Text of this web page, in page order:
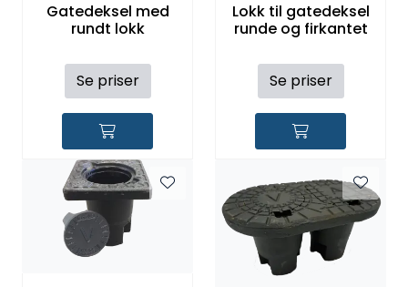
Gatedeksel med
rundt lokk
Se priser
Lokk til gatedeksel
runde og firkantet
Se priser